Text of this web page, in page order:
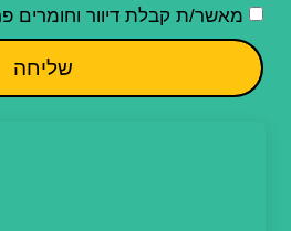
מאשר/ת קבלת דיוור וחומרים
שליחה